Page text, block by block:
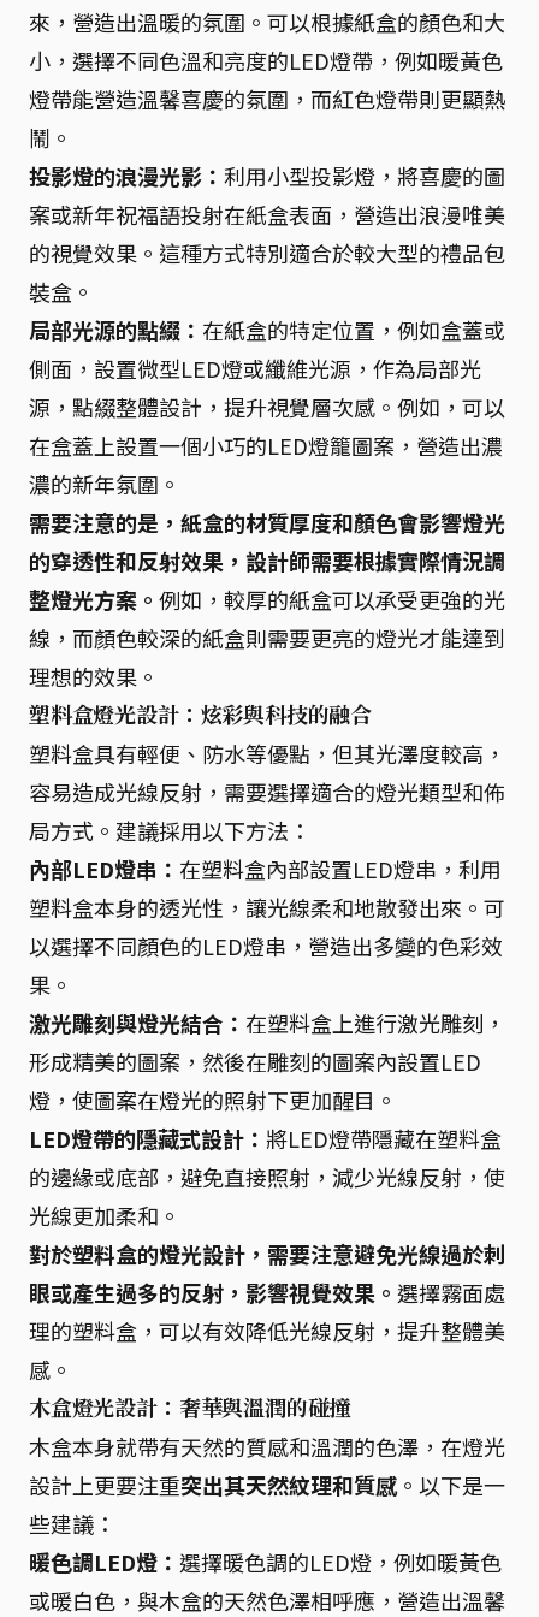
來，營造出溫暖的氛圍。可以根據紙盒的顏色和大
小，選擇不同色溫和亮度的LED燈帶，例如暖黃色
燈帶能營造溫馨喜慶的氛圍，而紅色燈帶則更顯熱
鬧。
投影燈的浪漫光影： 利用小型投影燈，將喜慶的圖
案或新年祝福語投射在紙盒表面，營造出浪漫唯美
的視覺效果。這種方式特別適合於較大型的禮品包
裝盒。
局部光源的點綴： 在紙盒的特定位置，例如盒蓋或
側面，設置微型LED燈或纖維光源，作為局部光
源，點綴整體設計，提升視覺層次感。例如，可以
在盒蓋上設置一個小巧的LED燈籠圖案，營造出濃
濃的新年氛圍。
需要注意的是，紙盒的材質厚度和顏色會影響燈光
的穿透性和反射效果，設計師需要根據實際情況調
整燈光方案。 例如，較厚的紙盒可以承受更強的光
線，而顏色較深的紙盒則需要更亮的燈光才能達到
理想的效果。
塑料盒燈光設計：炫彩與科技的融合
塑料盒具有輕便、防水等優點，但其光澤度較高，
容易造成光線反射，需要選擇適合的燈光類型和佈
局方式。建議採用以下方法：
內部LED燈串： 在塑料盒內部設置LED燈串，利用
塑料盒本身的透光性，讓光線柔和地散發出來。可
以選擇不同顏色的LED燈串，營造出多變的色彩效
果。
激光雕刻與燈光結合： 在塑料盒上進行激光雕刻，
形成精美的圖案，然後在雕刻的圖案內設置LED
燈，使圖案在燈光的照射下更加醒目。
LED燈帶的隱藏式設計： 將LED燈帶隱藏在塑料盒
的邊緣或底部，避免直接照射，減少光線反射，使
光線更加柔和。
對於塑料盒的燈光設計，需要注意避免光線過於刺
眼或產生過多的反射，影響視覺效果。 選擇霧面處
理的塑料盒，可以有效降低光線反射，提升整體美
感。
木盒燈光設計：奢華與溫潤的碰撞
木盒本身就帶有天然的質感和溫潤的色澤，在燈光
設計上更要注重突出其天然紋理和質感。以下是一
些建議：
暖色調LED燈： 選擇暖色調的LED燈，例如暖黃色
或暖白色，與木盒的天然色澤相呼應，營造出溫馨